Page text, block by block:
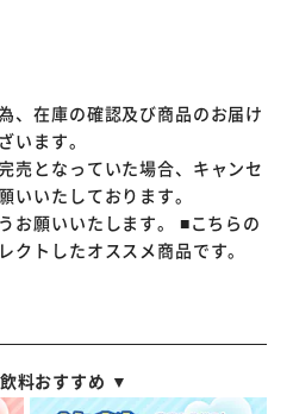
、在庫の確認及び商品のお届け
います。
売となっていた場合、キャンセ
いいたしております。
お願いいたします。 ■こちらの
クトしたオススメ商品です。
料おすすめ ▼